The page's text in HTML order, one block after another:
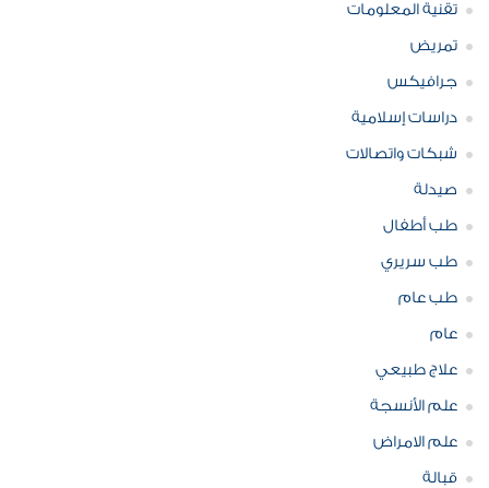
تقنية المعلومات
تمريض
جرافيكس
دراسات إسلامية
شبكات واتصالات
صيدلة
طب أطفال
طب سريري
طب عام
عام
علاج طبيعي
علم الأنسجة
علم الامراض
قبالة